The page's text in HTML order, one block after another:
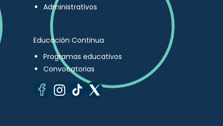
Administrativos
Educación Continua
Programas educativos
Convocatorias